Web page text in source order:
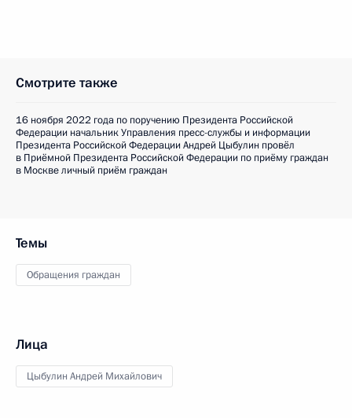
Смотрите также
16 ноября 2022 года по поручению Президента Российской
Федерации начальник Управления пресс-службы и информации
Президента Российской Федерации Андрей Цыбулин провёл
в Приёмной Президента Российской Федерации по приёму граждан
в Москве личный приём граждан
Темы
Обращения граждан
Лица
Цыбулин Андрей Михайлович